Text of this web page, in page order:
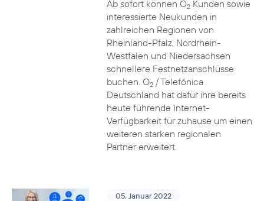
Ab sofort können O2Kunden sowie
interessierte Neukunden in
zahlreichen Regionen von
Rheinland-Pfalz, Nordrhein-
Westfalen und Niedersachsen
schnellere Festnetzanschlüsse
buchen. O2/ Telefónica
Deutschland hat dafür ihre bereits
heute führende Internet-
Verfügbarkeit für zuhause um einen
weiteren starken regionalen
Partner erweitert.
05. Januar 2022